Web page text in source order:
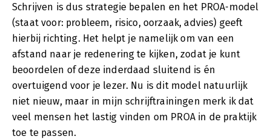
Schrijven is dus strategie bepalen en het PROA-model
(staat voor: probleem, risico, oorzaak, advies) geeft
hierbij richting. Het helpt je namelijk om van een
afstand naar je redenering te kijken, zodat je kunt
beoordelen of deze inderdaad sluitend is én
overtuigend voor je lezer. Nu is dit model natuurlijk
niet nieuw, maar in mijn schrijftrainingen merk ik dat
veel mensen het lastig vinden om PROA in de praktijk
toe te passen.